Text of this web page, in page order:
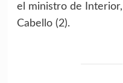
el ministro de
Cabello (2).